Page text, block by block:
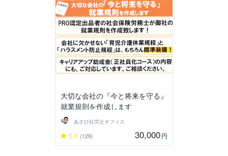
大切な会社の『今と将来を守る』
就業規則を作成します
あさひ社労士オフィス
5.0 (129) 30,000円